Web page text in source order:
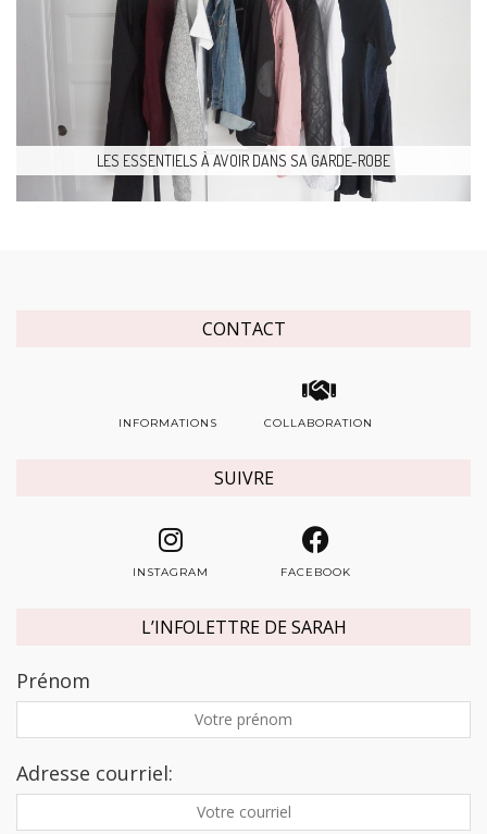
LES ESSENTIELS À AVOIR DANS SA GARDE-ROBE
CONTACT
INFORMATIONS COLLABORATION
SUIVRE
INSTAGRAM FACEBOOK
L’INFOLETTRE DE SARAH
Prénom
Adresse courriel: